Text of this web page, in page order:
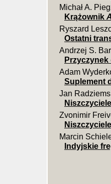
Michał A.
Krążownik
Ryszard
Ostatni
Andrzej S.
Adam
Suplement
Jan
Zvonimir
Marcin
Indyjskie